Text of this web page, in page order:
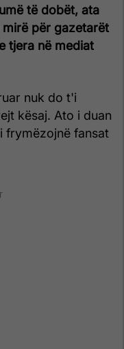
të dobët, ata
mirë për gazetarët
tjera në mediat
nuk do t'i
kësaj. Ato i duan
frymëzojnë fansat